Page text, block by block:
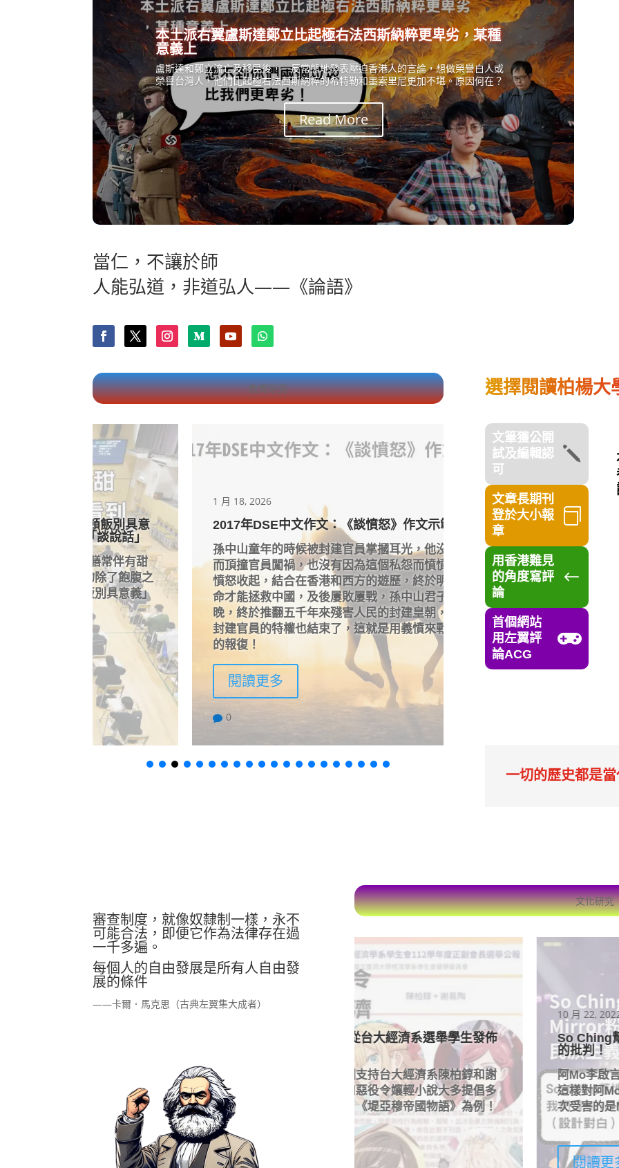
本土派右翼盧斯達鄭立比起極右法西斯納粹更卑劣，某種
意義上
盧斯達和鄭立流亡及移民後，一反常態地發表壓迫香港人的言論，想做榮譽白人或
榮譽台灣人，他們比起極右法西斯納粹的希特勒和墨索里尼更加不堪。原因何在？
Read More
當仁，不讓於師
人能弘道，非道弘人——《論語》
教育研究
1 月 18, 2026
2017年DSE中文作文：《談憤怒》作文示範
孫中山童年的時候被封建官員掌摑耳光，他沒有即時因憤怒
而頂撞官員闖禍，也沒有因為這個私怨而憤憤不平，而是將
憤怒收起，結合在香港和西方的遊歷，終於明白只有共和革
命才能拯救中國，及後屢敗屢戰，孫中山君子報仇，十年不
晚，終於推翻五千年來殘害人民的封建皇朝，建立共和，把
封建官員的特權也結束了，這就是用義憤來戰勝私怨，最好
的報復！
閱讀更多
 0
1 月 6, 2026
量力而為還是踏出舒適
2025年DSE量力而為還是
範，筆者從怪獸家長、人
力而為是否偷懶？踏出舒
選擇閱讀柏楊大
文筆獲公開
試及編輯認
可
j
文章長期刊
登於大小報
章

用香港難見
的角度寫評
論
#
首個網站
用左翼評
論ACG

一切的歷史都是
審查制度，就像奴隸制一樣，永不
可能合法，即便它作為法律存在過
一千多遍。
每個人的自由發展是所有人自由發
展的條件
——卡爾．馬克思（古典左翼集大成者）
文化研究
或惡役令孃的輕小說？若果他們支持台大經濟系陳柏錞和謝
何看待兩人的處分？惡役千金和惡役令孃輕小說大多提倡多
者舉《我的推是壞人大小姐》、《堤亞穆帝國物語》為例！
10 月 22, 2022
So Ching幫癱瘓阿Mo李啟言抱怨被Mirror
的批判！
阿Mo李啟言受傷恐癱瘓，女朋So Ching為阿
這樣對阿Mo李啟言女友有何荒謬之處？恐怕
次受害的是Mirror其中一人！這也折射為何左
閱讀更多